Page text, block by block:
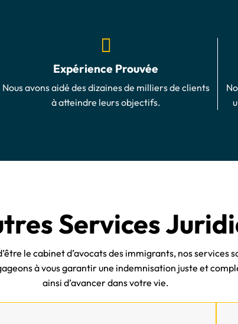
Expérience Prouvée
Nous avons aidé des dizaines de milliers de clients
à atteindre leurs objectifs.
Services
le cabinet d’avocats des immigrants, nos services
à vous garantir une indemnisation juste et
ainsi d’avancer dans votre vie.